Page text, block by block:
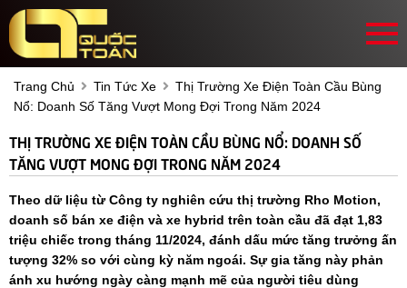
Trang Chủ Tin Tức Xe
Thị Trường Xe Điện Toàn Cầu Bùng
Nổ: Doanh Số Tăng Vượt Mong Đợi Trong Năm 2024
THỊ TRƯỜNG XE ĐIỆN TOÀN CẦU BÙNG NỔ: DOANH SỐ
TĂNG VƯỢT MONG ĐỢI TRONG NĂM 2024
Theo dữ liệu từ Công ty nghiên cứu thị trường Rho Motion,
doanh số bán xe điện và xe hybrid trên toàn cầu đã đạt 1,83
triệu chiếc trong tháng 11/2024, đánh dấu mức tăng trưởng ấn
tượng 32% so với cùng kỳ năm ngoái. Sự gia tăng này phản
ánh xu hướng ngày càng mạnh mẽ của người tiêu dùng